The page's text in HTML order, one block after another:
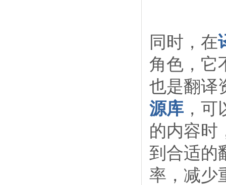
同时，在
角色，它
也是翻译
源库 ，
的内容时
到合适的
率，减少